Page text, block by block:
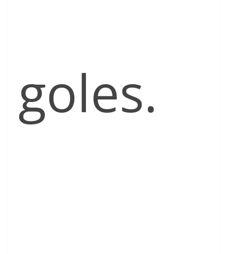
goles.